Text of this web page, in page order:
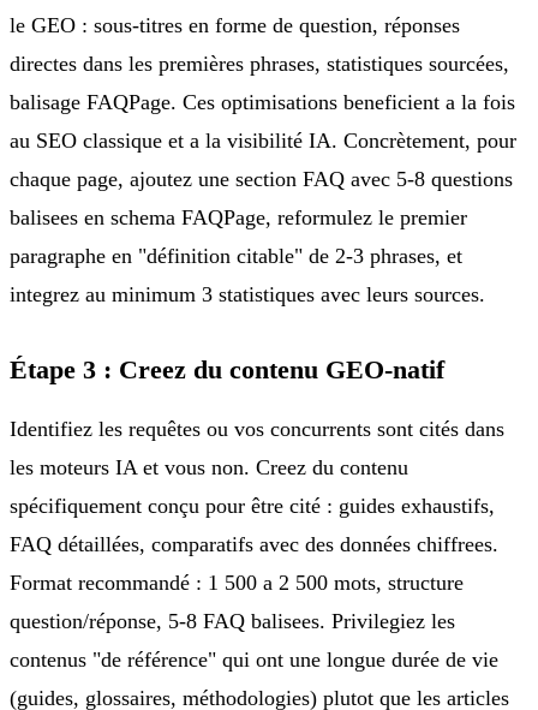
le GEO : sous-titres en forme de question, réponses
directes dans les premières phrases, statistiques sourcées,
balisage FAQPage. Ces optimisations beneficient a la fois
au SEO classique et a la visibilité IA. Concrètement, pour
chaque page, ajoutez une section FAQ avec 5-8 questions
balisees en schema FAQPage, reformulez le premier
paragraphe en "définition citable" de 2-3 phrases, et
integrez au minimum 3 statistiques avec leurs sources.
Étape 3 : Creez du contenu GEO-natif
Identifiez les requêtes ou vos concurrents sont cités dans
les moteurs IA et vous non. Creez du contenu
spécifiquement conçu pour être cité : guides exhaustifs,
FAQ détaillées, comparatifs avec des données chiffrees.
Format recommandé : 1 500 a 2 500 mots, structure
question/réponse, 5-8 FAQ balisees. Privilegiez les
contenus "de référence" qui ont une longue durée de vie
(guides, glossaires, méthodologies) plutot que les articles